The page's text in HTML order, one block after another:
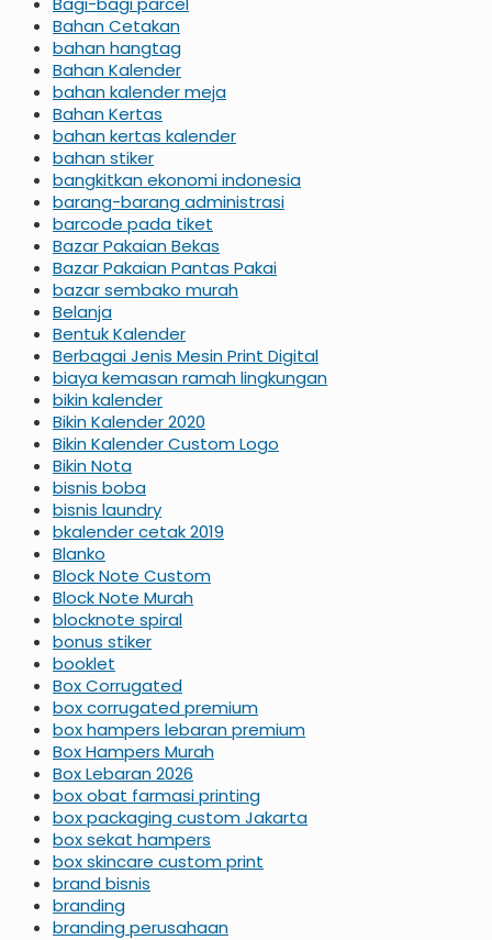
Bahan Cetakan
bahan hangtag
Bahan Kalender
bahan kalender meja
Bahan Kertas
bahan kertas kalender
bahan stiker
bangkitkan ekonomi indonesia
barang-barang administrasi
barcode pada tiket
Bazar Pakaian Bekas
Bazar Pakaian Pantas Pakai
bazar sembako murah
Belanja
Bentuk Kalender
Berbagai Jenis Mesin Print Digital
biaya kemasan ramah lingkungan
bikin kalender
Bikin Kalender 2020
Bikin Kalender Custom Logo
Bikin Nota
bisnis boba
bisnis laundry
bkalender cetak 2019
Blanko
Block Note Custom
Block Note Murah
blocknote spiral
bonus stiker
booklet
Box Corrugated
box corrugated premium
box hampers lebaran premium
Box Hampers Murah
Box Lebaran 2026
box obat farmasi printing
box packaging custom Jakarta
box sekat hampers
box skincare custom print
brand bisnis
branding
branding perusahaan